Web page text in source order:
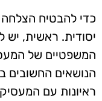
כדי להבטיח
יסודית. ראשית, יש
המשפטיים של
הנושאים החשובים
ראיונות עם